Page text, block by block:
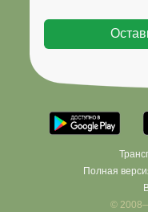
Полная
©